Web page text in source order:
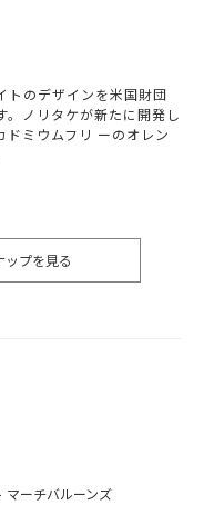
トのデザインを米国財団
。ノリタケが新たに開発し
ドミウムフリ ーのオレン
ップを見る
マーチバルーンズ